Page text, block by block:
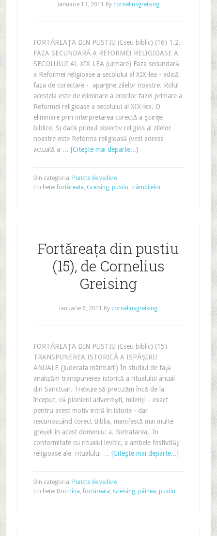
ianuarie 13, 2011 By corneliusgreising
FORTĂREAŢA DIN PUSTIU (Eseu biblic) (16) 1.2.
FAZA SECUNDARĂ A REFORMEI RELIGIOASE A
SECOLULUI AL XIX-LEA (urmare) Faza secundară
a Reformei religioase a secolului al XIX-lea - adică
faza de corectare - aparţine zilelor noastre. Rolul
acesteia este de eliminare a erorilor fazei primare a
Reformei religioase a secolului al XIX-lea. O
eliminare prin interpretarea corectă a ştiinţei
biblice. Si dacă primul obiectiv religios al zilelor
noastre este Reforma religioasă (vezi adresa
actuală a … [Citeşte mai departe...]
Din categoria: Puncte de vedere
Etichete:fortăreața, Greising, pustiu, trâmbițelor
Fortăreața din pustiu
(15), de Cornelius
Greising
ianuarie 6, 2011 By corneliusgreising
FORTĂREAŢA DIN PUSTIU (Eseu biblic) (15)
TRANSPUNEREA ISTORICĂ A ISPĂŞIRII
ANUALE (Judecata mântuirii) În studiul de faţă
analizăm transpunerea istorică a ritualului anual
din Sanctuar. Trebuie să precizăm încă de la
început, că pionierii adventişti, mileriţi – exact
pentru acest motiv intră în istorie - dar
necunoscând corect Biblia, manifestă mai multe
greşeli în acest domeniu: a. Netratarea, în
conformitate cu ritualul levitic, a ambele festivităţi
religioase ale ritualului … [Citeşte mai departe...]
Din categoria: Puncte de vedere
Etichete: Doctrina,fortăreața, Greising, pâinea, pustiu